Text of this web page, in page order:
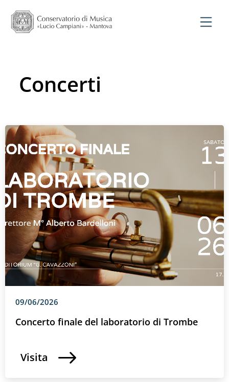
Concerti
09/06/2026
Concerto finale del laboratorio di Trombe
Visita